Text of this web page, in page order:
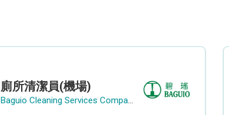
廁所清潔員(機場)
Baguio Cleaning Services Company Limited